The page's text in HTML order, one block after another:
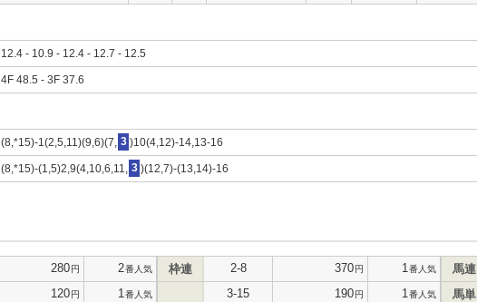
12.4 - 10.9 - 12.4 - 12.7 - 12.5
4F 48.5 - 3F 37.6
(8,*15)-1(2,5,11)(9,6)(7, 3 )10(4,12)-14,13-16
(8,*15)-(1,5)2,9(4,10,6,11, 3 )(12,7)-(13,14)-16
280円 2番人気
120円 1 番人気
枠連 2-8 370円 1 番人気
3-15 190円 1 番人気
馬連
馬単